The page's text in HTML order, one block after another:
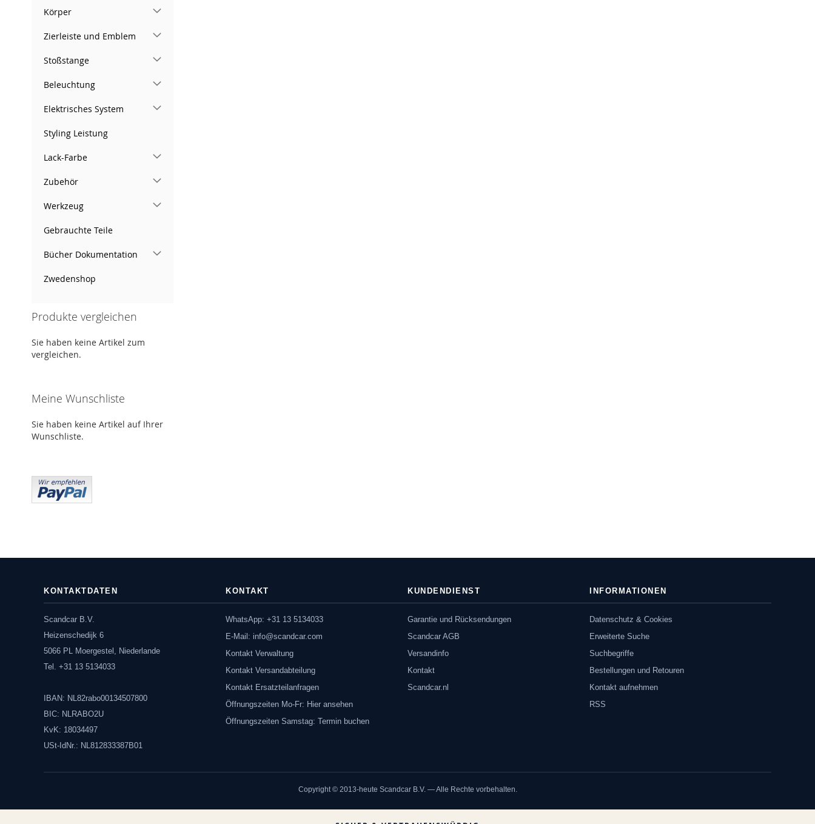
Körper
Zierleiste und Emblem
Stoßstange
Beleuchtung
Elektrisches System
Styling Leistung
Lack-Farbe
Zubehör
Werkzeug
Gebrauchte Teile
Bücher Dokumentation
Zwedenshop
Produkte vergleichen
Sie haben keine Artikel zum
vergleichen.
Meine Wunschliste
Sie haben keine Artikel auf Ihrer
Wunschliste.
KONTAKTDATEN
Scandcar B.V.
Heizenschedijk 6
5066 PL Moergestel, Niederlande
Tel. +31 13 5134033
IBAN: NL82rabo00134507800
BIC: NLRABO2U
KvK: 18034497
USt-IdNr.: NL812833387B01
KONTAKT
WhatsApp: +31 13 5134033
E-Mail: info@scandcar.com
Kontakt Verwaltung
Kontakt Versandabteilung
Kontakt Ersatzteilanfragen
Öffnungszeiten Mo-Fr: Hier ansehen
Öffnungszeiten Samstag: Termin buchen
KUNDENDIENST
Garantie und Rücksendungen
Scandcar AGB
Versandinfo
Kontakt
Scandcar.nl
INFORMATIONEN
Datenschutz & Cookies
Erweiterte Suche
Suchbegriffe
Bestellungen und Retouren
Kontakt aufnehmen
RSS
Copyright © 2013-heute Scandcar B.V. — Alle Rechte vorbehalten.